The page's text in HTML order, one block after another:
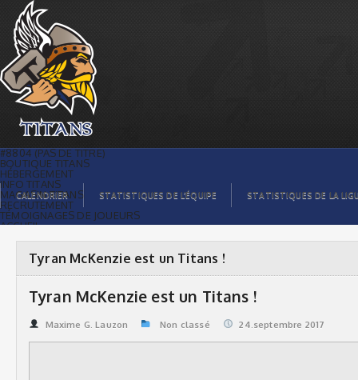
Tyran McKenzie est un Titans ! | Titans
de témiscaming
#8804 (PAS DE TITRE)
BOUTIQUE TITANS
HÉBERGEMENT
INFO TITANS
MAGASIN TITANS
RECRUTEMENT
TÉMOIGNAGES DE JOUEURS
ACCUEIL
GALERIE PHOTOS
STATISTIQUES
ORGANISATION
CALENDRIER
GALERIE VIDÉOS
COMMANDITAIRES
STATISTIQUES DE LA LIGUE
CALENDRIER STATISTIQUES DE L’ÉQUIPE STATISTIQUES DE LA
Tyran McKenzie est un Titans !
Tyran McKenzie est un Titans !
Maxime G. Lauzon Non classé 24.septembre 2017